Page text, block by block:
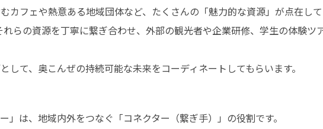
カフェや熱意ある地域団体など、たくさんの「魅力的な資源」が点在し
して、奥こんぜの持続可能な未来をコーディネートしてもらいます。
」は、地域内外をつなぐ「コネクター（繋ぎ手）」の役割です。